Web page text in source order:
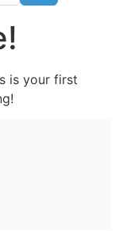
is your first